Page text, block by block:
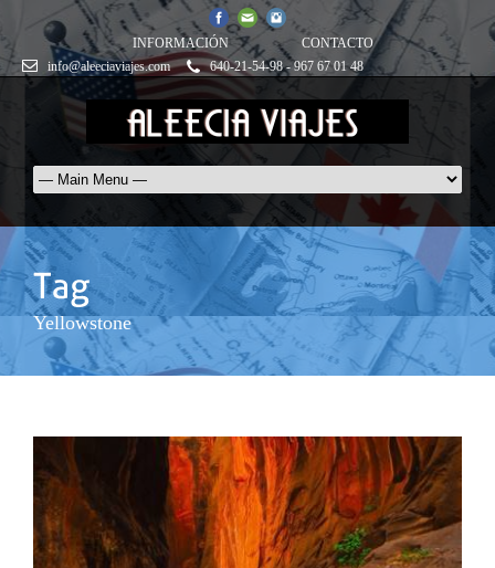
INFORMACIÓN
CONTACTO
info@aleeciaviajes.com
640-21-54-98 - 967 67 01 48
Yellowstone